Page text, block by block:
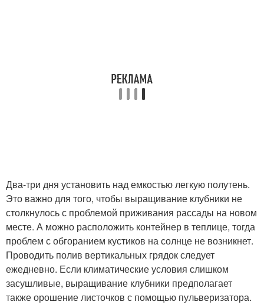
Два-три дня установить над емкостью легкую полутень.
Это важно для того, чтобы выращивание клубники не
столкнулось с проблемой приживания рассады на новом
месте. А можно расположить контейнер в теплице, тогда
проблем с обгоранием кустиков на солнце не возникнет.
Проводить полив вертикальных грядок следует
ежедневно. Если климатические условия слишком
засушливые, выращивание клубники предполагает
также орошение листочков с помощью пульверизатора.